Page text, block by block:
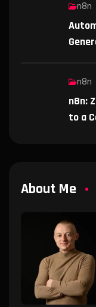
n8n
n8n
n8n:
to a
About Me